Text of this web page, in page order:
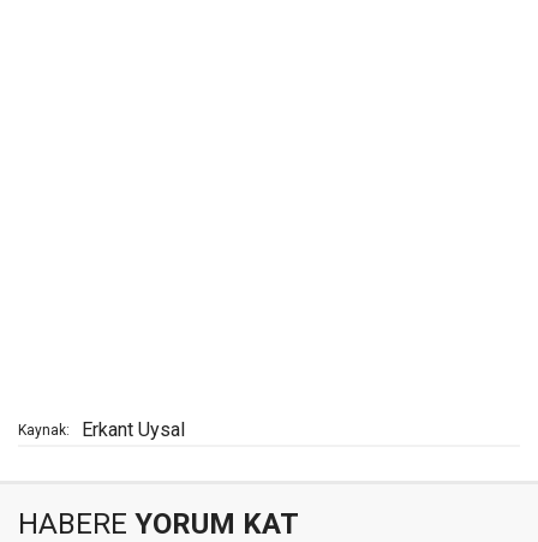
Kaynak: Erkant Uysal
HABERE YORUM KAT